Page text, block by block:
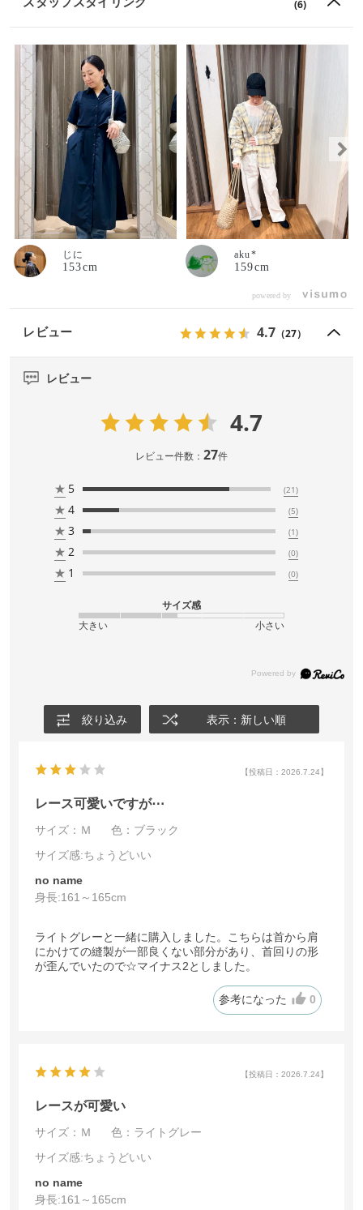
(6)
じに
153cm
aku*
159cm
powered by
レビュー 4.7 （27）
レビュー
4.7
レビュー件数： 27件
★ 5 (21)
★ 4 (5)
★ 3 (1)
★ 2 (0)
★ 1 (0)
サイズ感
大きい
小さい
絞り込み 表示：新しい順
【投稿日：2026.7.24】
レース可愛いですが⋯
サイズ：Ｍ
色：ブラック
サイズ感:ちょうどいい
no name
身長:161～165cm
ライトグレーと一緒に購入しました。こちらは首から肩
にかけての縫製が一部良くない部分があり、首回りの形
が歪んでいたので☆マイナス2としました。
参考になった 0
【投稿日：2026.7.24】
レースが可愛い
サイズ：Ｍ
色：ライトグレー
サイズ感:ちょうどいい
no name
身長:161～165cm